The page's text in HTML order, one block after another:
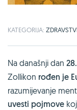
KATEGORIJA:
Na današnji dan
Zollikon rođen je
razumijevanje
uvesti pojmove